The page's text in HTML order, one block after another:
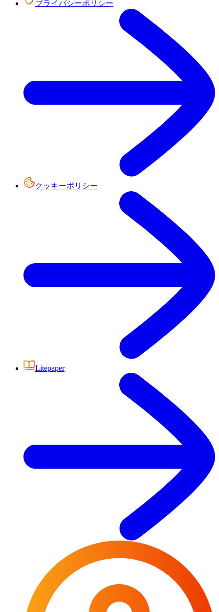
プライバシーポリシー
クッキーポリシー
Litepaper